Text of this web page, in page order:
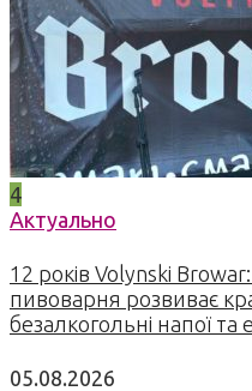
4
Актуально
12 років Volynski
пивоварня розвиває
безалкогольні напої та
05.08.2026